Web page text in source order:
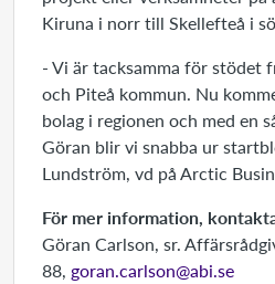
Kiruna i norr till Skellefteå i
- Vi är tacksamma för stödet
och Piteå kommun. Nu
bolag i regionen och med en
Göran blir vi snabba ur
Lundström, vd på Arctic
För mer information,
Göran Carlson, sr.
88, goran.carlson@abi.se